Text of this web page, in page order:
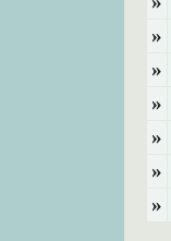
»
»
»
»
»
»